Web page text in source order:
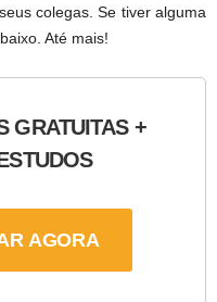
colegas. Se tiver alguma
Até mais!
GRATUITAS +
AGORA